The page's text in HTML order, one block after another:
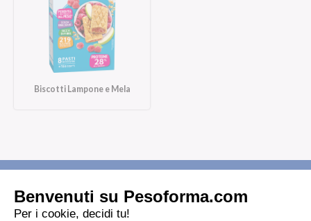
Biscotti Lampone e Mela